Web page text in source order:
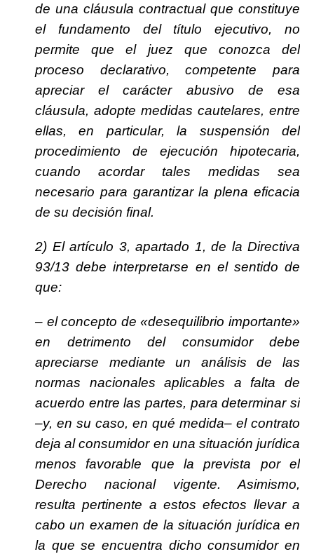
de una cláusula contractual que constituye
el fundamento del título ejecutivo, no
permite que el juez que conozca del
proceso declarativo, competente para
apreciar el carácter abusivo de esa
cláusula, adopte medidas cautelares, entre
ellas, en particular, la suspensión del
procedimiento de ejecución hipotecaria,
cuando acordar tales medidas sea
necesario para garantizar la plena eficacia
de su decisión final.
2) El artículo 3, apartado 1, de la Directiva
93/13 debe interpretarse en el sentido de
que:
– el concepto de «desequilibrio importante»
en detrimento del consumidor debe
apreciarse mediante un análisis de las
normas nacionales aplicables a falta de
acuerdo entre las partes, para determinar si
–y, en su caso, en qué medida– el contrato
deja al consumidor en una situación jurídica
menos favorable que la prevista por el
Derecho nacional vigente. Asimismo,
resulta pertinente a estos efectos llevar a
cabo un examen de la situación jurídica en
la que se encuentra dicho consumidor en